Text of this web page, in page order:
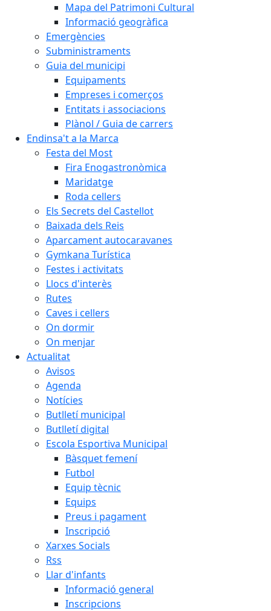
Mapa del Patrimoni Cultural
Informació geogràfica
Emergències
Subministraments
Guia del municipi
Equipaments
Empreses i comerços
Entitats i associacions
Plànol / Guia de carrers
Endinsa't a la Marca
Festa del Most
Fira Enogastronòmica
Maridatge
Roda cellers
Els Secrets del Castellot
Baixada dels Reis
Aparcament autocaravanes
Gymkana Turística
Festes i activitats
Llocs d'interès
Rutes
Caves i cellers
On dormir
On menjar
Actualitat
Avisos
Agenda
Notícies
Butlletí municipal
Butlletí digital
Escola Esportiva Municipal
Bàsquet femení
Futbol
Equip tècnic
Equips
Preus i pagament
Inscripció
Xarxes Socials
Rss
Llar d'infants
Informació general
Inscripcions